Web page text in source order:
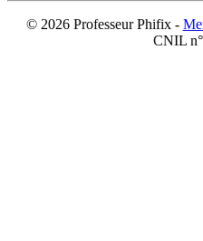
© 2026 Professeur Phifix -
CNIL